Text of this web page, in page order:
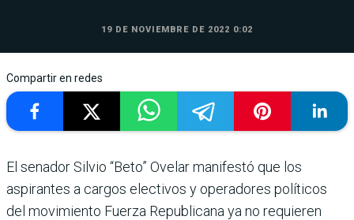
19 DE NOVIEMBRE DE 2022 0:02
Compartir en redes
El senador Silvio “Beto” Ovelar manifestó que los
aspirantes a cargos electivos y operadores políticos
del movimiento Fuerza Republicana ya no requieren